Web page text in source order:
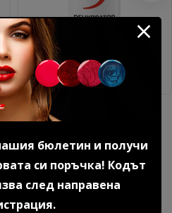
бюлетин и получи
си поръчка! Кодът
след направена
Дехидратор 15 мл.
8.18 € (16.00 лв.)
Още